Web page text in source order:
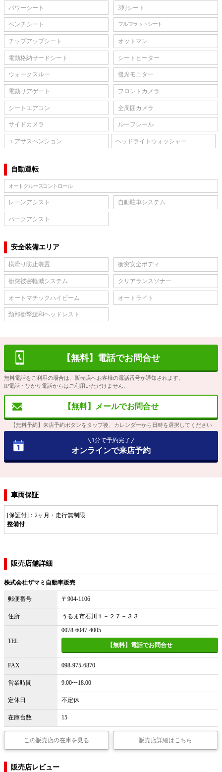
パワーシート 3列シート
ベンチシート フルフラットシート
チップアップシート オットマン
電動格納サードシート シートヒーター
ウォークスルー 後席モニター
電動リアゲート フロントカメラ
シートエアコン 全周囲カメラ
サイドカメラ ルーフレール
エアサスペンション ヘッドライトウォッシャー
自動運転
オートクルーズコントロール
レーンアシスト 自動駐車システム
パークアシスト
安全装備エリア
横滑り防止装置 衝突安全ボディ
衝突被害軽減システム クリアランスソナー
オートマチックハイビーム オートライト
頸部衝撃緩和ヘッドレスト
【無料】電話でお問合せ
無料電話をご利用の場合は、販売店へお客様の電話番号が通知されます。
IP電話・ひかり電話からはご利用いただけません。
【無料】メールでお問合せ
【無料予約】来店予約ボタンをタップ後、カレンダーから日時を選択してください
1分で予約完了
オンラインで来店予約
車両保証
[保証付]：2ヶ月・走行無制限
整備付
販売店舗詳細
株式会社ザマミ自動車販売
郵便番号 〒904-1106
住所 うるま市石川１－２７－３３
TEL
0078-6047-4005
【無料】電話でお問合せ
FAX 098-975-6870
営業時間 9:00〜18:00
定休日 不定休
在庫台数 15
この販売店の在庫を見る 販売店詳細はこちら
販売店レビュー